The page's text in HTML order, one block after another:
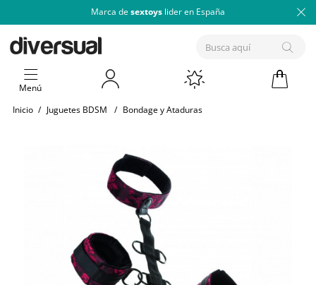
Marca de sextoys lider en España
Menú
Inicio / Juguetes BDSM / Bondage y Ataduras